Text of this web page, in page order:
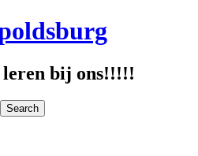
bij ons!!!!!